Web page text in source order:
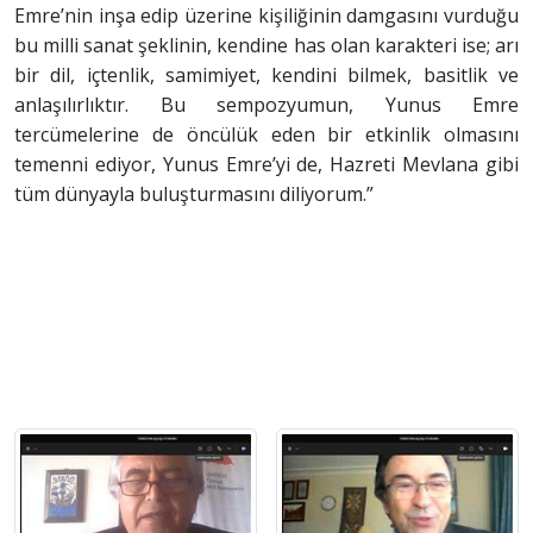
Emre’nin inşa edip üzerine kişiliğinin damgasını vurduğu
bu milli sanat şeklinin, kendine has olan karakteri ise; arı
bir dil, içtenlik, samimiyet, kendini bilmek, basitlik ve
anlaşılırlıktır. Bu sempozyumun, Yunus Emre
tercümelerine de öncülük eden bir etkinlik olmasını
temenni ediyor, Yunus Emre’yi de, Hazreti Mevlana gibi
tüm dünyayla buluşturmasını diliyorum.”